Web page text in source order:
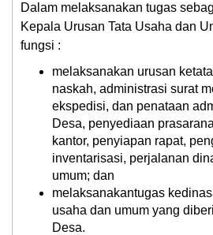
Dalam melaksanakan tugas
Kepala Urusan Tata Usaha dan
fungsi :
melaksanakan urusan
naskah, administrasi surat
ekspedisi, dan penataan
Desa, penyediaan
kantor, penyiapan rapat,
inventarisasi, perjalanan
umum; dan
melaksanakantugas
usaha dan umum yang
Desa.